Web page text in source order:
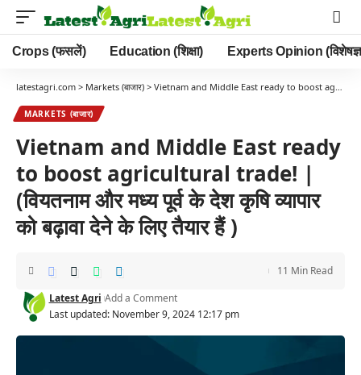
Crops (फसलें) Education (शिक्षा) Experts Opinion (विशेषज्ञ
latestagri.com > Markets (बाजार) > Vietnam and Middle East ready to boost agricultural trade! | (वियतनाम और मध्य पूर्व के देश कृषि व्यापार को बढ़ावा देने के लिए तैयार हैं )
MARKETS (बाजार)
Vietnam and Middle East ready
to boost agricultural trade! |
(वियतनाम और मध्य पूर्व के देश कृषि व्यापार
को बढ़ावा देने के लिए तैयार हैं )
Last updated: November 9, 2024 12:17 pm
Latest Agri Add a Comment
11 Min Read